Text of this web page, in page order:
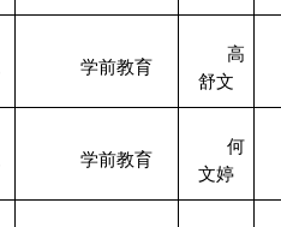
学前教育
高
舒文
学前教育
何
文婷